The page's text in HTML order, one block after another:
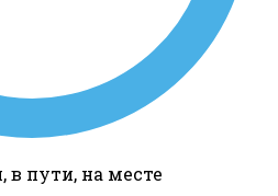
в пути, на месте